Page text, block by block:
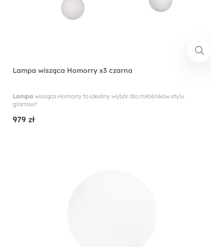
Lampa wisząca Homorry x3 czarna
Lampa wisząca Homorry to idealny wybór dla miłośników stylu
glamour!
979 zł